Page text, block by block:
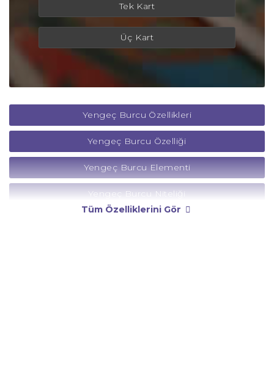
Tek Kart
Üç Kart
Yengeç Burcu Özellikleri
Yengeç Burcu Özelliği
Yengeç Burcu Elementi
Yengeç Burcu Niteliği
Tüm Özelliklerini Gör